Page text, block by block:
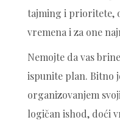
tajming i prioritete,
vremena i za one
Nemojte da vas
ispunite plan. Bitno
organizovanjem
logičan ishod, doći